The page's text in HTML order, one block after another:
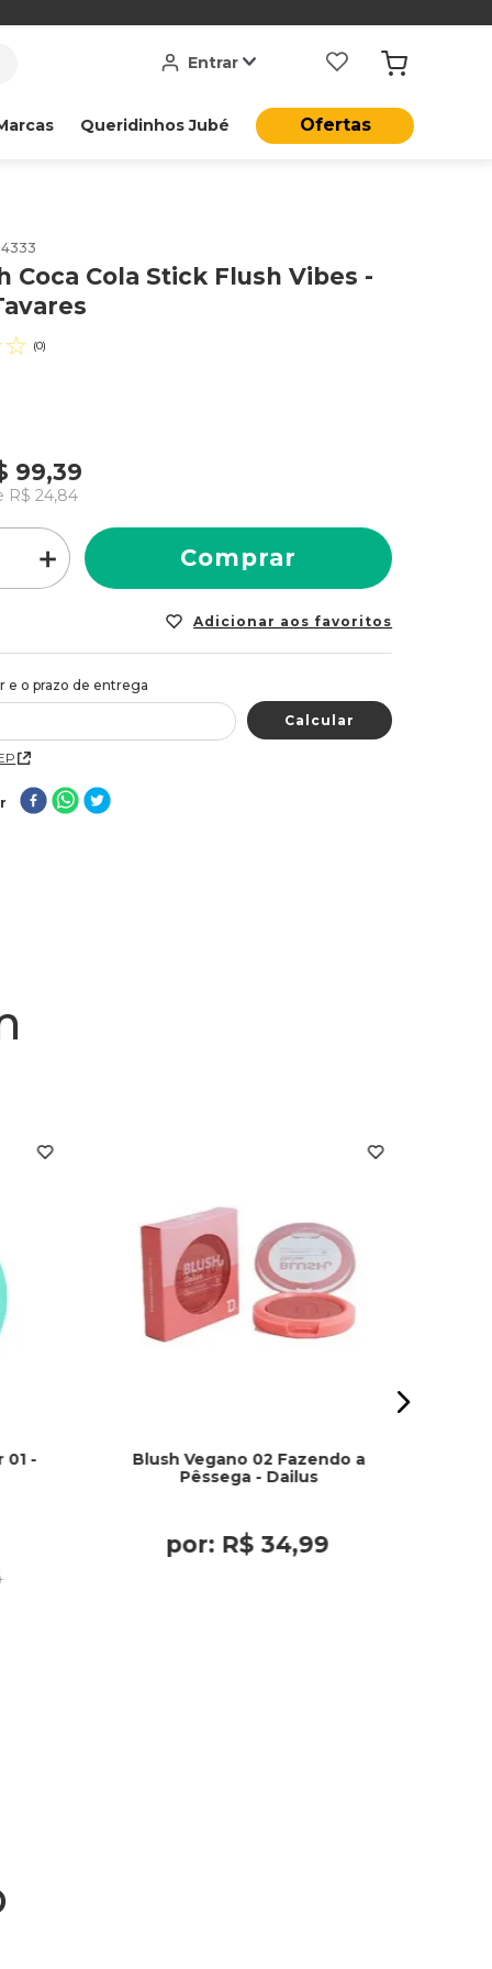
Entrar
Queridinhos Jubé Ofertas
Coca Cola Stick Flush Vibes -
☆ (0)
99,39
R$ 24,84
＋ Comprar
01 -
Blush Vegano 02 Fazendo a
Pêssega - Dailus
por: R$ 34,99